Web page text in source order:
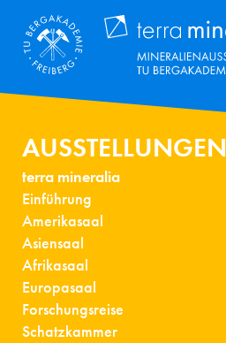
Inhalt
AUSSTELLUNGEN
terra mineralia
Einführung
Amerikasaal
Asiensaal
Afrikasaal
Europasaal
Forschungsreise
Schatzkammer